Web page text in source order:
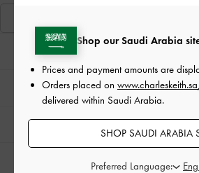
Shop our Saudi Arabia
Prices and payment amounts are
Orders placed on
delivered within Saudi Arabia.
SHOP SAUDI ARABIA
Preferred Language: